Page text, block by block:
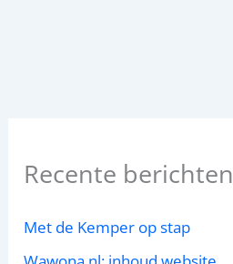
Recente berichten
Met de Kemper op stap